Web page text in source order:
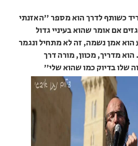
כשותף לדרך הוא מספר "האזנתי
אם אומר שהוא בעיניי גדול
הוא אמן נשמה, זה לא מתחיל ונגמר
מדריך, מכוון, מורה דרך
שלו בדיוק כמו שהוא שלי"